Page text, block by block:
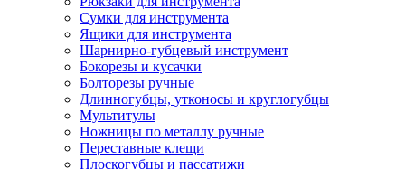
Сумки для инструмента
Ящики для инструмента
Шарнирно-губцевый инструмент
Бокорезы и кусачки
Болторезы ручные
Длинногубцы, утконосы и круглогубцы
Мультитулы
Ножницы по металлу ручные
Переставные клещи
Плоскогубцы и пассатижи